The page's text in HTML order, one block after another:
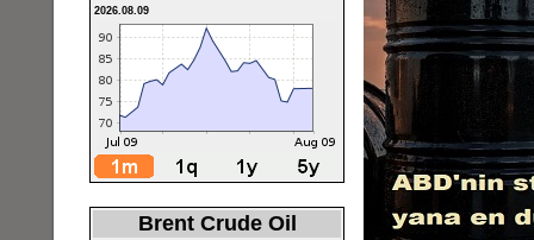
2026.08.09
Brent Crude Oil